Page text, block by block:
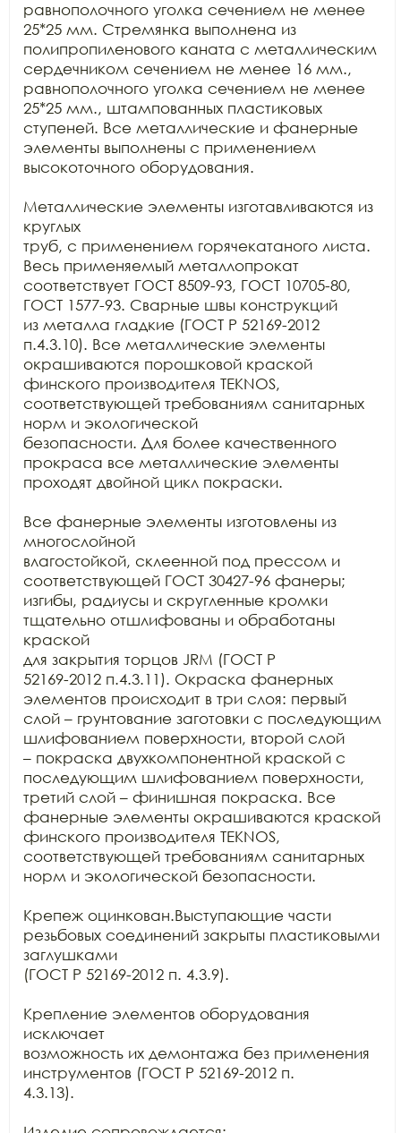
равнополочного уголка сечением не менее
25*25 мм. Стремянка выполнена из
полипропиленового каната с металлическим
сердечником сечением не менее 16 мм.,
равнополочного уголка сечением не менее
25*25 мм., штампованных пластиковых
ступеней. Все металлические и фанерные
элементы выполнены с применением
высокоточного оборудования.
Металлические элементы изготавливаются из
круглых
труб, с применением горячекатаного листа.
Весь применяемый металлопрокат
соответствует ГОСТ 8509-93, ГОСТ 10705-80,
ГОСТ 1577-93. Сварные швы конструкций
из металла гладкие (ГОСТ Р 52169-2012
п.4.3.10). Все металлические элементы
окрашиваются порошковой краской
финского производителя TEKNOS,
соответствующей требованиям санитарных
норм и экологической
безопасности. Для более качественного
прокраса все металлические элементы
проходят двойной цикл покраски.
Все фанерные элементы изготовлены из
многослойной
влагостойкой, склеенной под прессом и
соответствующей ГОСТ 30427-96 фанеры;
изгибы, радиусы и скругленные кромки
тщательно отшлифованы и обработаны
краской
для закрытия торцов JRM (ГОСТ Р
52169-2012 п.4.3.11). Окраска фанерных
элементов происходит в три слоя: первый
слой – грунтование заготовки с последующим
шлифованием поверхности, второй слой
– покраска двухкомпонентной краской с
последующим шлифованием поверхности,
третий слой – финишная покраска. Все
фанерные элементы окрашиваются краской
финского производителя TEKNOS,
соответствующей требованиям санитарных
норм и экологической безопасности.
Крепеж оцинкован.Выступающие части
резьбовых соединений закрыты пластиковыми
заглушками
(ГОСТ Р 52169-2012 п. 4.3.9).
Крепление элементов оборудования
исключает
возможность их демонтажа без применения
инструментов (ГОСТ Р 52169-2012 п.
4.3.13).